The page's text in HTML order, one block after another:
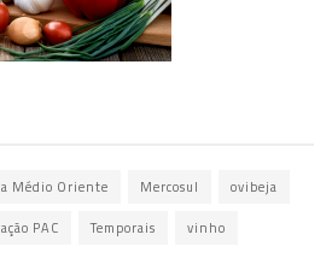
Médio Oriente Mercosul ovibeja
PAC Temporais vinho